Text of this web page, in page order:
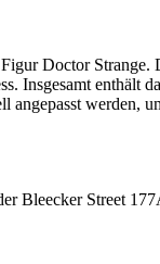
Doctor Strange.
Insgesamt enthält
werden,
Bleecker Street